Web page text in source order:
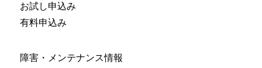
お試し申込み
有料申込み
障害・メンテナンス情報